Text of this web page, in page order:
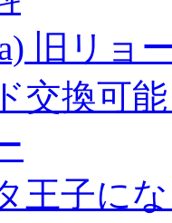
旧リョ
交換可
王子に